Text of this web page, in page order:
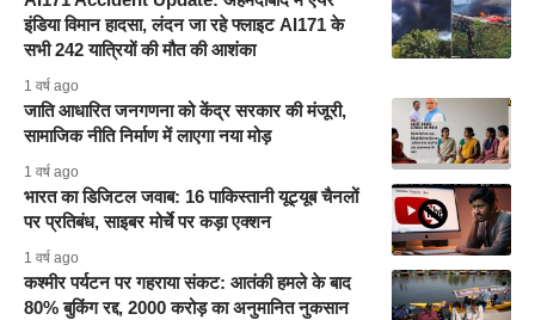
इंडिया विमान हादसा, लंदन जा रहे फ्लाइट AI171 के
सभी 242 यात्रियों की मौत की आशंका
1 वर्ष ago
जाति आधारित जनगणना को केंद्र सरकार की मंजूरी,
सामाजिक नीति निर्माण में लाएगा नया मोड़
1 वर्ष ago
भारत का डिजिटल जवाब: 16 पाकिस्तानी यूट्यूब चैनलों
पर प्रतिबंध, साइबर मोर्चे पर कड़ा एक्शन
1 वर्ष ago
कश्मीर पर्यटन पर गहराया संकट: आतंकी हमले के बाद
80% बुकिंग रद्द, 2000 करोड़ का अनुमानित नुकसान